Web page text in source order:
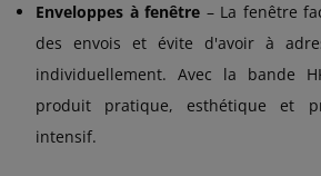
Enveloppes à fenêtre – La fenêtre
des envois et évite d'avoir à
individuellement. Avec la bande
produit pratique, esthétique et
intensif.